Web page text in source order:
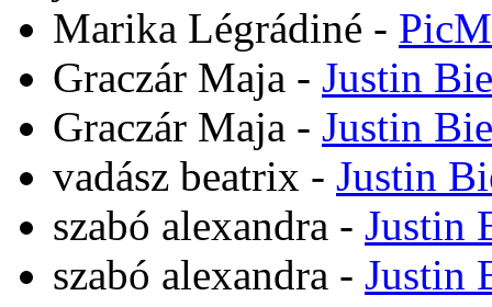
Marika Légrádiné -
Graczár Maja - Justin
Graczár Maja - Justin
vadász beatrix - Justin
szabó alexandra - Justin
szabó alexandra - Justin